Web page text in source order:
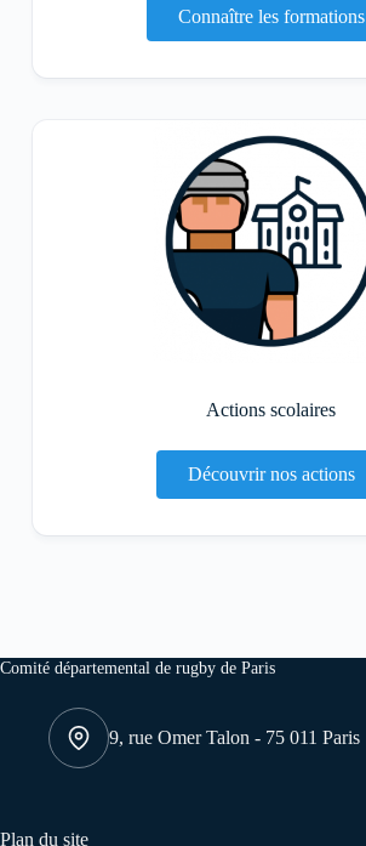
Connaître les formations
Actions scolaires
Découvrir nos actions
Comité départemental de rugby de Paris
9, rue Omer Talon - 75 011 Paris
Plan du site